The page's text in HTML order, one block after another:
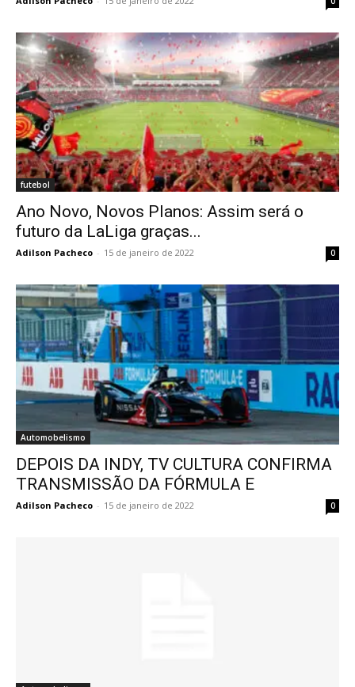
futebol
Ano Novo, Novos Planos: Assim será o
futuro da LaLiga graças...
Adilson Pacheco - 15 de janeiro de 2022 0
Automobelismo
DEPOIS DA INDY, TV CULTURA CONFIRMA
TRANSMISSÃO DA FÓRMULA E
Adilson Pacheco - 15 de janeiro de 2022 0